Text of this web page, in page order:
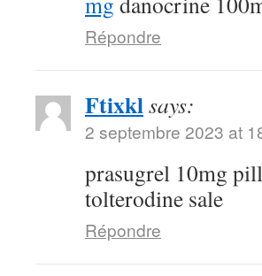
Répondre
Ftixklsays:
2 septembre 2023 at
prasugrel 10mg
tolterodine sale
Répondre